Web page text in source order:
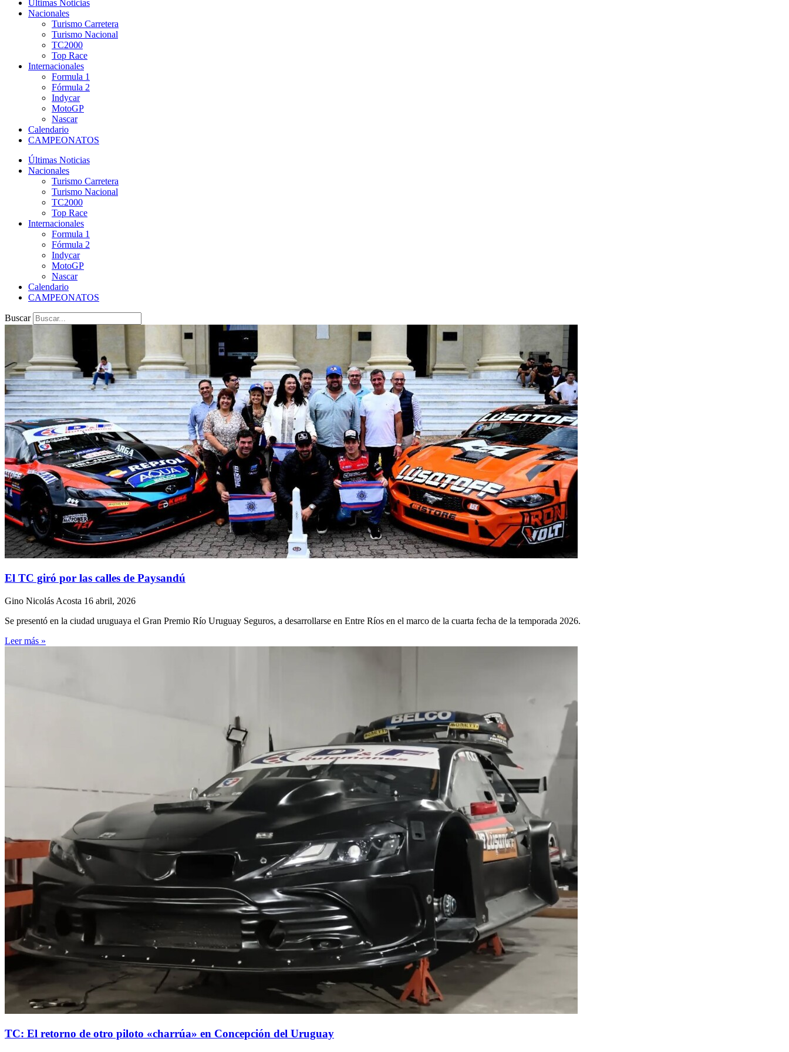
Últimas Noticias
Nacionales
Turismo Carretera
Turismo Nacional
TC2000
Top Race
Internacionales
Formula 1
Fórmula 2
Indycar
MotoGP
Nascar
Calendario
CAMPEONATOS
Últimas Noticias
Nacionales
Turismo Carretera
Turismo Nacional
TC2000
Top Race
Internacionales
Formula 1
Fórmula 2
Indycar
MotoGP
Nascar
Calendario
CAMPEONATOS
Buscar
El TC giró por las calles de Paysandú
Gino Nicolás Acosta 16 abril, 2026
Se presentó en la ciudad uruguaya el Gran Premio Río Uruguay Seguros, a desarrollarse en Entre Ríos en el marco de la cuarta fecha de la temporada 2026.
Leer más »
TC: El retorno de otro piloto «charrúa» en Concepción del Uruguay